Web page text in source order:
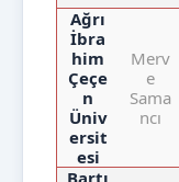
Ağrı
İbra
him
Çeçe
n
Üniv
ersit
esi
Merv
e
Sama
ncı
Bartı